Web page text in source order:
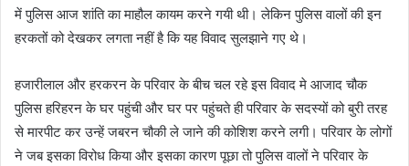
में पुलिस आज शांति का माहौल कायम करने गयी थी। लेकिन पुलिस वालों की इन
हरकतों को देखकर लगता नहीं है कि यह विवाद सुलझाने गए थे।
हजारीलाल और हरकरन के परिवार के बीच चल रहे इस विवाद मे आजाद चौक
पुलिस हरिहरन के घर पहुंची और घर पर पहुंचते ही परिवार के सदस्यों को बुरी तरह
से मारपीट कर उन्हें जबरन चौकी ले जाने की कोशिश करने लगी। परिवार के लोगों
ने जब इसका विरोध किया और इसका कारण पूछा तो पुलिस वालों ने परिवार के